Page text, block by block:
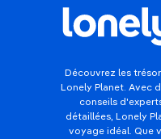
Découvrez les
Lonely Planet. Avec
conseils
détaillées, Lonely
voyage idéal. Que